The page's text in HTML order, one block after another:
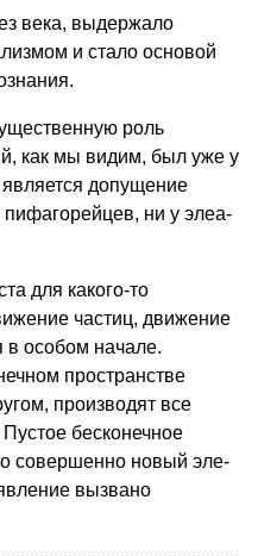
века, выдержало
и стало основой
роль
как мы видим, был уже у
допущение
ни у элеа-
для какого-то
частиц, движение
в особом нача­ле.
пространстве
производят все
бесконечное
совершенно новый эле­
вызвано